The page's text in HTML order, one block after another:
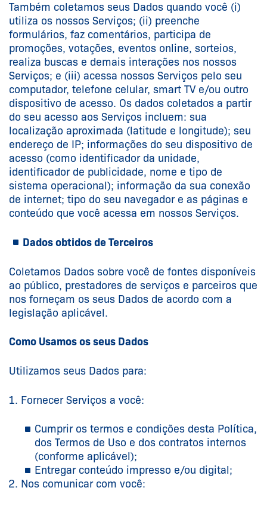
Também coletamos seus Dados quando você (i)
utiliza os nossos Serviços; (ii) preenche
formulários, faz comentários, participa de
promoções, votações, eventos online, sorteios,
realiza buscas e demais interações nos nossos
Serviços; e (iii) acessa nossos Serviços pelo seu
computador, telefone celular, smart TV e/ou outro
dispositivo de acesso. Os dados coletados a partir
do seu acesso aos Serviços incluem: sua
localização aproximada (latitude e longitude); seu
endereço de IP; informações do seu dispositivo de
acesso (como identificador da unidade,
identificador de publicidade, nome e tipo de
sistema operacional); informação da sua conexão
de internet; tipo do seu navegador e as páginas e
conteúdo que você acessa em nossos Serviços.
Dados obtidos de Terceiros
Coletamos Dados sobre você de fontes disponíveis
ao público, prestadores de serviços e parceiros que
nos forneçam os seus Dados de acordo com a
legislação aplicável.
Como Usamos os seus Dados
Utilizamos seus Dados para:
Fornecer Serviços a você:
Cumprir os termos e condições desta Política,
dos Termos de Uso e dos contratos internos
(conforme aplicável);
Entregar conteúdo impresso e/ou digital;
Nos comunicar com você: